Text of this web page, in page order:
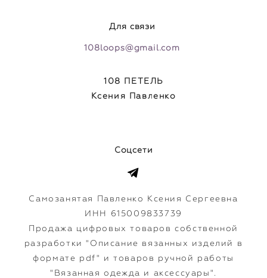
Для связи
108loops@gmail.com
108 ПЕТЕЛЬ
Ксения Павленко
Соцсети
Самозанятая Павленко Ксения Сергеевна
ИНН 615009833739
Продажа цифровых товаров собственной
разработки "Описание вязанных изделий в
формате pdf" и товаров ручной работы
"Вязанная одежда и аксессуары".